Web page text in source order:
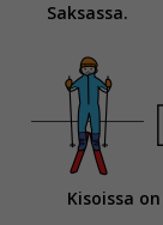
Saksassa.
Kisoissa